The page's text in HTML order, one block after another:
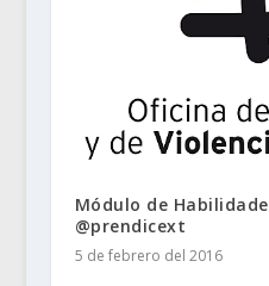
Módulo de
@prendicext
5 de febrero del 2016